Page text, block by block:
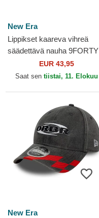
New Era
Lippikset kaareva vihreä
säädettävä nauha 9FORTY
REPREVE Wordmark Red
Bull Racing Formula 1 New
EUR 43,95
Saat sen tiistai, 11. Elokuu
New Era